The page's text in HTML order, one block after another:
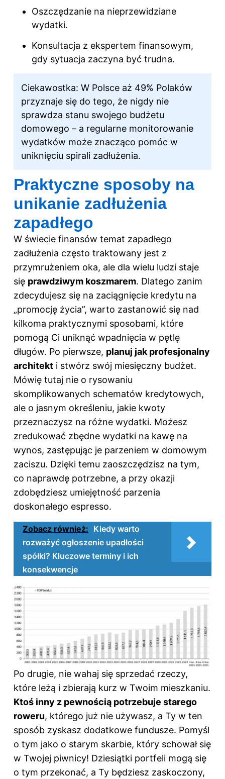
Oszczędzanie na nieprzewidziane
wydatki.
Konsultacja z ekspertem finansowym,
gdy sytuacja zaczyna być trudna.
Ciekawostka: W Polsce aż 49% Polaków
przyznaje się do tego, że nigdy nie
sprawdza stanu swojego budżetu
domowego – a regularne monitorowanie
wydatków może znacząco pomóc w
uniknięciu spirali zadłużenia.
Praktyczne sposoby na
unikanie zadłużenia
zapadłego
W świecie finansów temat zapadłego
zadłużenia często traktowany jest z
przymrużeniem oka, ale dla wielu ludzi staje
się prawdziwym koszmarem. Dlatego zanim
zdecydujesz się na zaciągnięcie kredytu na
„promocję życia”, warto zastanowić się nad
kilkoma praktycznymi sposobami, które
pomogą Ci uniknąć wpadnięcia w pętlę
długów. Po pierwsze, planuj jak profesjonalny
architekt i stwórz swój miesięczny budżet.
Mówię tutaj nie o rysowaniu
skomplikowanych schematów kredytowych,
ale o jasnym określeniu, jakie kwoty
przeznaczysz na różne wydatki. Możesz
zredukować zbędne wydatki na kawę na
wynos, zastępując je parzeniem w domowym
zaciszu. Dzięki temu zaoszczędzisz na tym,
co naprawdę potrzebne, a przy okazji
zdobędziesz umiejętność parzenia
doskonałego espresso.
Zobacz również: Kiedy warto
rozważyć ogłoszenie upadłości
spółki? Kluczowe terminy i ich
konsekwencje
Po drugie, nie wahaj się sprzedać rzeczy,
które leżą i zbierają kurz w Twoim mieszkaniu.
Ktoś inny z pewnością potrzebuje starego
roweru, którego już nie używasz, a Ty w ten
sposób zyskasz dodatkowe fundusze. Pomyśl
o tym jako o starym skarbie, który schował się
w Twojej piwnicy! Dziesiątki portfeli mogą się
o tym przekonać, a Ty będziesz zaskoczony,